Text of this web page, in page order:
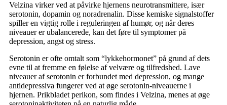
Velzina virker ved at påvirke hjernens neurotransmittere, især
serotonin, dopamin og noradrenalin. Disse kemiske signalstoffer
spiller en vigtig rolle i reguleringen af humør, og når deres
niveauer er ubalancerede, kan det føre til symptomer på
depression, angst og stress.
Serotonin er ofte omtalt som “lykkehormonet” på grund af dets
evne til at fremme en følelse af velvære og tilfredshed. Lave
niveauer af serotonin er forbundet med depression, og mange
antidepressiva fungerer ved at øge serotonin-niveauerne i
hjernen. Prikbladet perikon, som findes i Velzina, menes at øge